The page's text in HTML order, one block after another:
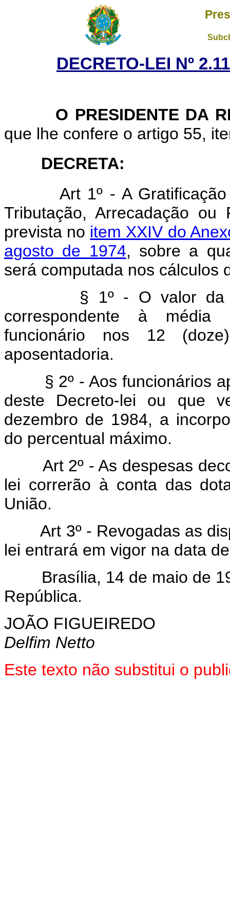
DECRETO-LEI Nº
O PRESIDENTE DA
que lhe confere o artigo 55,
DECRETA:
Art 1º - A
Tributação, Arrecadação ou
prevista no item XXIV do
agosto de 1974, sobre a
será computada nos cálculos
§ 1º - O valor da
correspondente à média
funcionário nos 12
aposentadoria.
§ 2º - Aos funcionários
deste Decreto-lei ou que
dezembro de 1984, a
do percentual máximo.
Art 2º - As despesas
lei correrão à conta das
União.
Art 3º - Revogadas as
lei entrará em vigor na data
Brasília, 14 de maio de
República.
JOÃO FIGUEIREDO
Delfim Netto
Este texto não substitui o